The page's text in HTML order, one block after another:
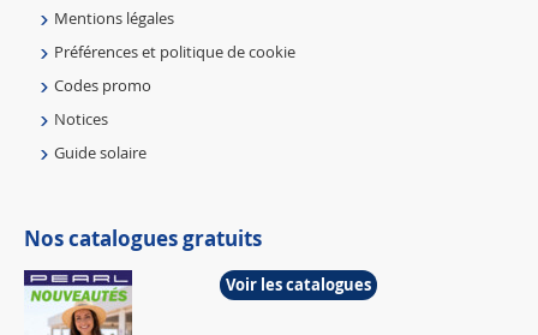
Mentions légales
Préférences et politique de cookie
Codes promo
Notices
Guide solaire
Nos catalogues gratuits
Voir les catalogues